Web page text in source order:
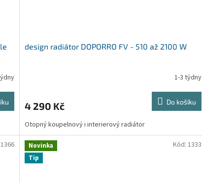
design radiátor DOPORRO FV - 510 až 2100 W
je
z
5
hvězdiček.
1-3 týdny
4 290 Kč Do košíku
Otopný koupelnový i interierový radiátor
1366
Novinka
Tip
Kód: 1333